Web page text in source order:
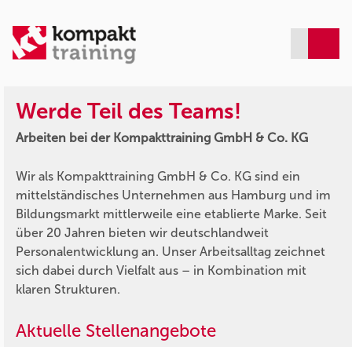
Werde Teil des Teams!
Arbeiten bei der Kompakttraining GmbH & Co. KG
Wir als Kompakttraining GmbH & Co. KG sind ein
mittelständisches Unternehmen aus Hamburg und im
Bildungsmarkt mittlerweile eine etablierte Marke. Seit
über 20 Jahren bieten wir deutschlandweit
Personalentwicklung an. Unser Arbeitsalltag zeichnet
sich dabei durch Vielfalt aus – in Kombination mit
klaren Strukturen.
Aktuelle Stellenangebote